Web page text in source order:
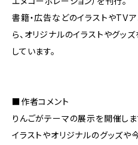
書籍・広告などのイラストやTV
ら、オリジナルのイラストやグッ
しています。
■作者コメント
りんごがテーマの展示を開催しま
イラストやオリジナルのグッズや